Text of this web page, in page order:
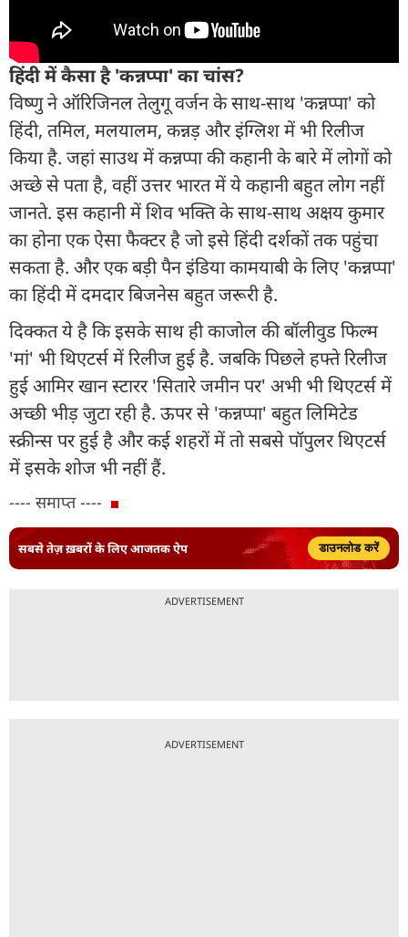
हिंदी में कैसा है 'कन्नप्पा' का चांस?
विष्णु ने ऑरिजिनल तेलुगू वर्जन के साथ-साथ 'कन्नप्पा' को
हिंदी, तमिल, मलयालम, कन्नड़ और इंग्लिश में भी रिलीज
किया है. जहां साउथ में कन्नप्पा की कहानी के बारे में लोगों को
अच्छे से पता है, वहीं उत्तर भारत में ये कहानी बहुत लोग नहीं
जानते. इस कहानी में शिव भक्ति के साथ-साथ अक्षय कुमार
का होना एक ऐसा फैक्टर है जो इसे हिंदी दर्शकों तक पहुंचा
सकता है. और एक बड़ी पैन इंडिया कामयाबी के लिए 'कन्नप्पा'
का हिंदी में दमदार बिजनेस बहुत जरूरी है.
दिक्कत ये है कि इसके साथ ही काजोल की बॉलीवुड फिल्म
'मां' भी थिएटर्स में रिलीज हुई है. जबकि पिछले हफ्ते रिलीज
हुई आमिर खान स्टारर 'सितारे जमीन पर' अभी भी थिएटर्स में
अच्छी भीड़ जुटा रही है. ऊपर से 'कन्नप्पा' बहुत लिमिटेड
स्क्रीन्स पर हुई है और कई शहरों में तो सबसे पॉपुलर थिएटर्स
में इसके शोज भी नहीं हैं.
---- समाप्त ----
सबसे तेज़ ख़बरों के लिए आजतक ऐप डाउनलोड करें
ADVERTISEMENT
ADVERTISEMENT